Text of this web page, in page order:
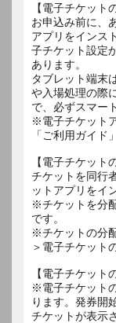
【電子チケット
お申込み前に、
アプリをインス
子チケット設定
あります。
タブレット端末
や入場処理の際
で、必ずスマー
※電子チケット
「ご利用ガイド
【電子チケット
チケットを同行
ットアプリをイ
※チケットを分
です。
※チケットの分
＞電子チケット
【電子チケット
※電子チケット
ります。発券開
チケットが表示